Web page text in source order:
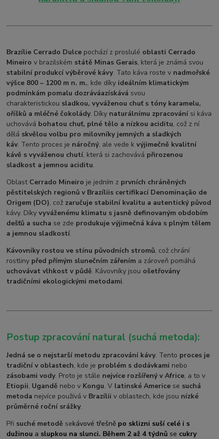
Brazílie Cerrado Dulce pochází z proslulé oblasti Cerrado
Mineiro v brazilském státě Minas Gerais, která je známá svou
stabilní produkcí výběrové kávy. Tato káva roste v nadmořské
výšce 800 – 1200 m n. m., kde díky ideálním klimatickým
podmínkám pomalu dozráváazískává svou
charakteristickou sladkou, vyváženou chuť s tóny karamelu,
oříšků a mléčné čokolády. Díky naturálnímu zpracování si káva
uchovává bohatou chuť, plné tělo a nízkou aciditu, což z ní
dělá skvělou volbu pro milovníky jemných a sladkých
káv. Tento proces je náročný, ale vede kvýjimečně kvalitní
kávě s vyváženou chutí, která si zachovává přirozenou
sladkost a jemnou aciditu.
Oblast Cerrado Mineiro je jedním z prvních chráněných
pěstitelských regionů v Brazíliis certifikací Denominação de
Origem (DO), což zaručuje stabilní kvalitu a autentický původ
kávy. Díkyvyváženému klimatu s jasně definovaným obdobím
dešťů a sucha se zde produkuje výjimečná káva s plným tělem
a jemnou sladkostí.
Kávovníky rostou ve stínu původních stromů, což chrání
rostliny před přímým slunečním zářením a zároveň pomáhá
uchovávat vlhkost v půdě. Kávovníky jsou ošetřovány
tradičními ekologickými metodami.
Postup zpracování natural (suchá metoda):
Jedná se o nejstarší metodu zpracování kávy. Tento proces je
tradiční v oblastech, kde je problém s dodávkami nebo
zásobami vody. Proto je stále nejvíce rozšířený v Africe, a to v
Etiopii, Ugandě nebo v Kongu. V latinské Americe se suchá
metoda nejvíce používá v Brazílii v oblastech, kde jsou nízké
průměrné roční srážky.
Při suché metodě sekávové třešně po sklizni suší celé i s
dužinou a slupkou na slunci. Během 2 až 4 týdnů se cukry